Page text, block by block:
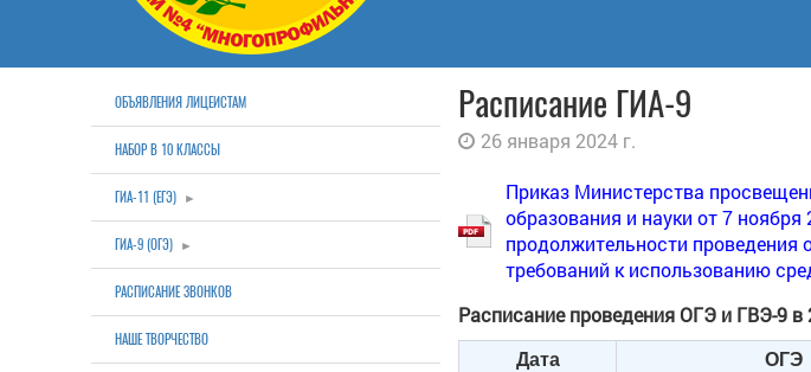
ОБЪЯВЛЕНИЯ ЛИЦЕИСТАМ
НАБОР В 10 КЛАССЫ
ГИА-11 (ЕГЭ)
ГИА-9 (ОГЭ)
РАСПИСАНИЕ ЗВОНКОВ
НАШЕ ТВОРЧЕСТВО
Расписание ГИА-9
26 января 2024 г.
Приказ Министерства
образования и науки от 7
продолжительности проведения
требований к использованию
Расписание проведения ОГЭ и ГВЭ-9 в
Дата ОГЭ